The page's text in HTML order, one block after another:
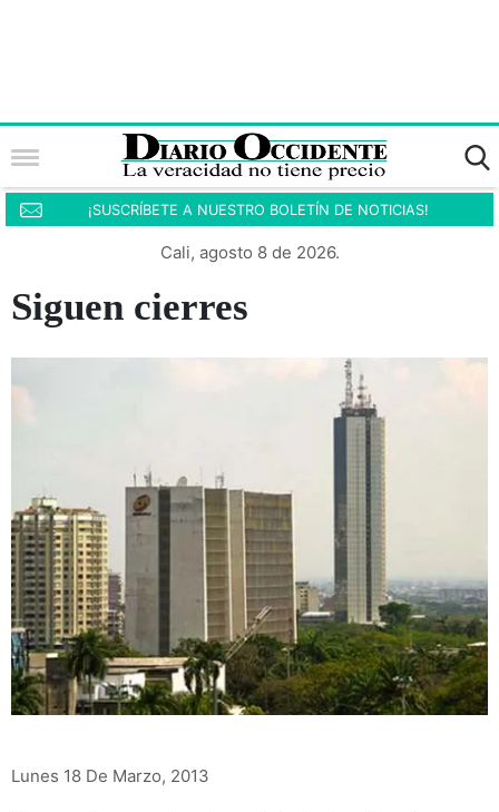
¡SUSCRÍBETE A NUESTRO BOLETÍN DE NOTICIAS!
Cali, agosto 8 de 2026.
Siguen cierres
Lunes 18 De Marzo, 2013